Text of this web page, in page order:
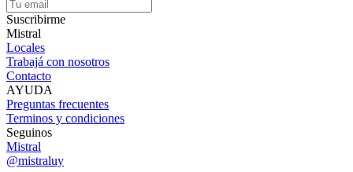
Suscribirme
Mistral
Locales
Trabajá con nosotros
Contacto
AYUDA
Preguntas frecuentes
Terminos y condiciones
Seguinos
Mistral
@mistraluy